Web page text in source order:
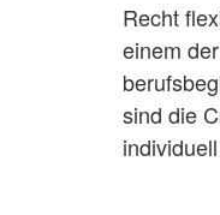
Recht
einem
sind die